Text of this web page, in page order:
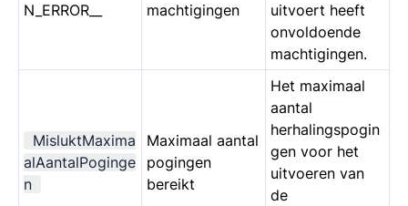
N_ERROR__
machtigingen
uitvoert heeft
onvoldoende
machtigingen.
MisluktMaxima
alAantalPoginge
n
Maximaal aantal
pogingen
bereikt
Het maximaal
aantal
herhalingspogin
gen voor het
uitvoeren van
de